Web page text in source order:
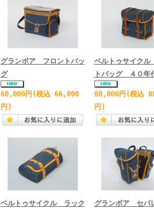
グランボア フロントバッ
グ
60,000円 (税込 66,000
円)
ベルトゥサイク
トバッグ ４０年
80,000円 (税込
円)
ベルトゥサイクル ラック
グランボア セパ